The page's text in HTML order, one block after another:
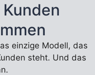
einzige Modell, das
steht. Und das